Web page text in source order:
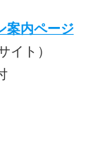
案内ページ
イト）